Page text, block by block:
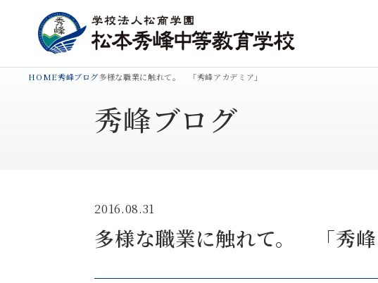
HOME秀峰ブログ多様な職業に触れて。 「秀峰アカデミア」
秀峰ブログ
2016.08.31
多様な職業に触れて。 「秀峰